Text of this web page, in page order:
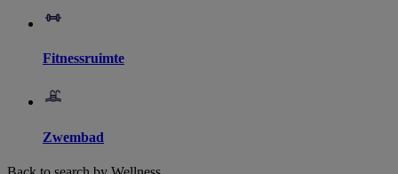
Fitnessruimte
Zwembad